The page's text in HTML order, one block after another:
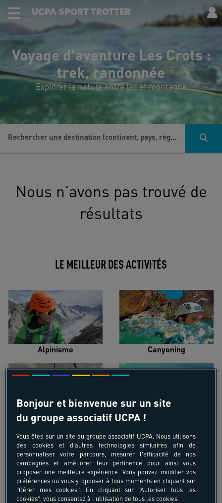
UCPA SPORT TROTTER
Voyage d'aventure Les Crots :
trek, randonnée
Explorer la nature entre lac et montagne
Rechercher une destination (continent, pays, région...), une activité...
Nous n’avons pas trouvé de
résultats
LE MEILLEUR DES ACTIVITÉS
Alpinisme Canyoning
Croisière voilier Kayak de mer
Trail Trek-Randonnée pédestre
Bonjour et bienvenue sur un site
du groupe associatif UCPA !
Vous êtes sur un site du groupe associatif UCPA. Nous utilisons
des cookies et d'autres technologies similaires afin de
personnaliser votre parcours, mesurer l'efficacité de nos
campagnes et améliorer leur pertinence pour ainsi vous
proposer une meilleure expérience. Vous pouvez modifier vos
préférences ou vous y opposer à tous moments en cliquant sur
"Gérer mes cookies". En cliquant sur "Autoriser tous les
cookies", vous consentez à l'utilisation de tous les cookies.